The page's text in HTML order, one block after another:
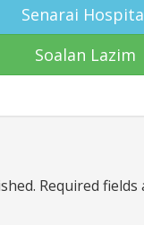
Senarai
Soalan Lazim
Required fields